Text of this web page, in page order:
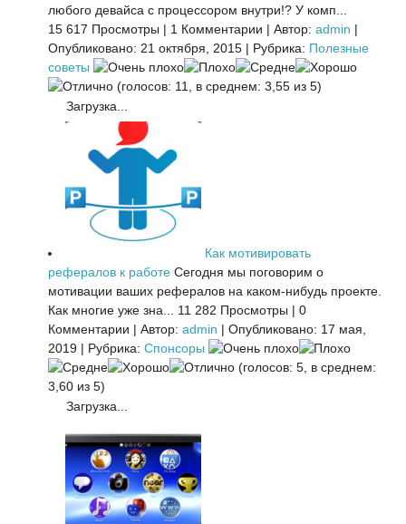
любого девайса с процессором внутри!? У комп...
15 617 Просмотры | 1 Комментарии | Автор: admin |
Опубликовано: 21 октября, 2015 | Рубрика: Полезные
советы
(голосов: 11, в среднем: 3,55 из 5)
Загрузка...
Как мотивировать
рефералов к работе Сегодня мы поговорим о
мотивации ваших рефералов на каком-нибудь проекте.
Как многие уже зна...
11 282 Просмотры | 0
Комментарии | Автор: admin | Опубликовано: 17 мая,
2019 | Рубрика: Спонсоры
(голосов: 5, в среднем:
3,60 из 5)
Загрузка...